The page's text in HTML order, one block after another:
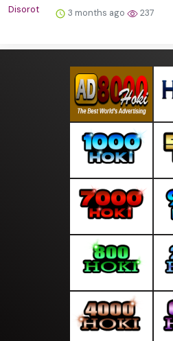
3 months ago 237